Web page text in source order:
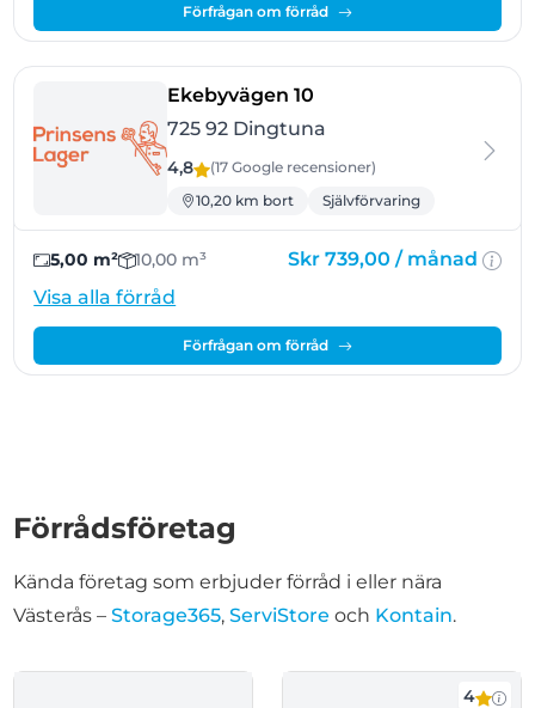
Förfrågan om förråd
Ekebyvägen 10
725 92 Dingtuna
4,8 (17 Google recensioner)
10,20 km bort
Självförvaring
5,00 m² 10,00 m³ Skr 739,00 / månad
Visa alla förråd
Förfrågan om förråd
Förrådsföretag
Kända företag som erbjuder förråd i eller nära
Västerås –Storage365,ServiStore och Kontain.
4